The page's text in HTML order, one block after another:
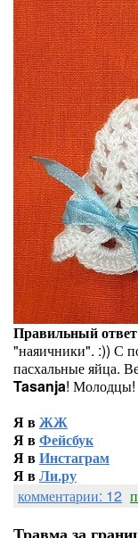
Правильный
"наяичники". :)) С
пасхальные яйца.
Tasanja! Молодцы!
Я вЖЖ
Я вФейсбук
Я вИнстаграм
Я вЛи.ру
комментарии: 12